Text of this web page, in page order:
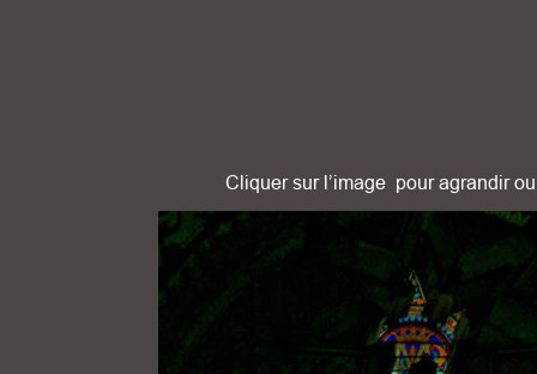
Cliquer sur l’image  pour agrandir